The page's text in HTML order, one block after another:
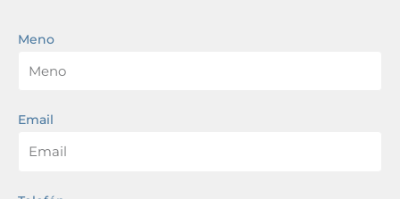
Meno
Email